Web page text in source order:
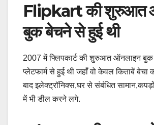
Flipkart की शुरुआत
बुक बेचने से हुई थी
2007 में फ्लिपकार्ट की शुरुआत ऑनलाइन
प्लेटफार्म से हुई थी जहाँ वो केवल किताबें
बाद इलेक्ट्रॉनिक्स,घर से संबंधित
में भी डील करने लगे.